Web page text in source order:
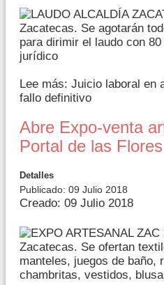
Zacatecas. Se agotarán
para dirimir el laudo con
jurídico
Lee más: Juicio laboral en
fallo definitivo
Abre Expo-venta
Portal de las Flores
Detalles
Publicado: 09 Julio 2018
Creado: 09 Julio 2018
Zacatecas. Se ofertan
manteles, juegos de baño,
chambritas, vestidos,